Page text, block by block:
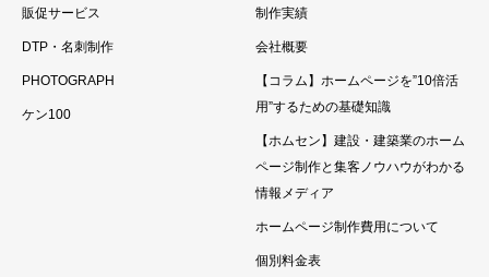
販促サービス
DTP・名刺制作
PHOTOGRAPH
ケン100
制作実績
会社概要
【コラム】ホームページを”10倍活
用”するための基礎知識
【ホムセン】建設・建築業のホーム
ページ制作と集客ノウハウがわかる
情報メディア
ホームページ制作費用について
個別料金表